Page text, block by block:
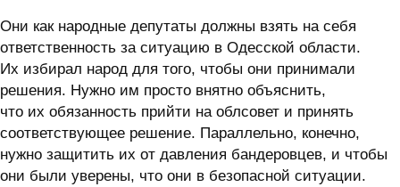
Они как народные депутаты должны взять на себя
ответственность за ситуацию в Одесской области.
Их избирал народ для того, чтобы они принимали
решения. Нужно им просто внятно объяснить,
что их обязанность прийти на облсовет и принять
соответствующее решение. Параллельно, конечно,
нужно защитить их от давления бандеровцев, и чтобы
они были уверены, что они в безопасной ситуации.